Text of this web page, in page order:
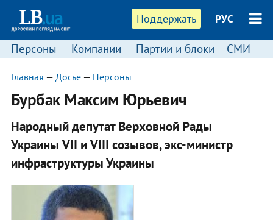
Поддержать РУС
Персоны Компании Партии и блоки СМИ
Главная — Досье— Персоны
Бурбак Максим Юрьевич
Народный депутат Верховной Рады
Украины VII и VIII созывов, экс-министр
инфраструктуры Украины